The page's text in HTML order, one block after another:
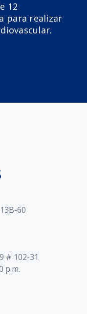
12
para realizar
60
# 102-31
p.m.